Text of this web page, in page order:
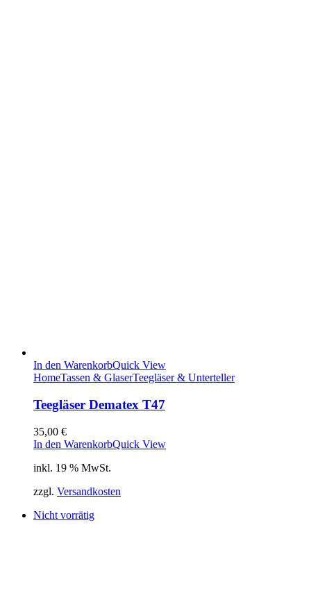
In den WarenkorbQuick View
HomeTassen & GlaserTeegläser & Unterteller
Teegläser Dematex T47
35,00 €
In den WarenkorbQuick View
inkl. 19 % MwSt.
zzgl. Versandkosten
Nicht vorrätig